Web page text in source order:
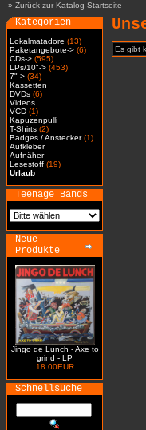
» Zurück zur Katalog-Startseite
Kategorien
Lokalmatadore (13)
Paketangebote-> (6)
CDs-> (595)
LPs/10"-> (453)
7"-> (34)
Kassetten
DVDs (6)
Videos
VCD (1)
Kapuzenpulli
T-Shirts (2)
Badges / Anstecker(1)
Aufkleber
Aufnäher
Lesestoff (19)
Urlaub
Teenage Bands
Neue
Produkte
Jingo de Lunch - Axe to
grind - LP
18.00EUR
Schnellsuche
Es gibt